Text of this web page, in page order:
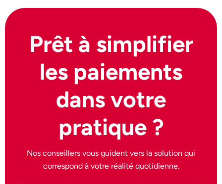
Prêt à simplifier
les paiements
dans votre
pratique ?
Nos conseillers vous guident vers la solution qui
correspond à votre réalité quotidienne.